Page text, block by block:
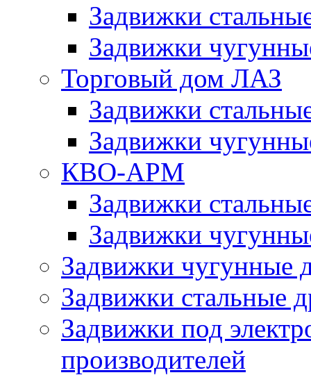
Задвижки
Задвижки
Торговый дом ЛАЗ
Задвижки
Задвижки
КВО-АРМ
Задвижки
Задвижки
Задвижки чугунные
Задвижки стальные
Задвижки под
производителей